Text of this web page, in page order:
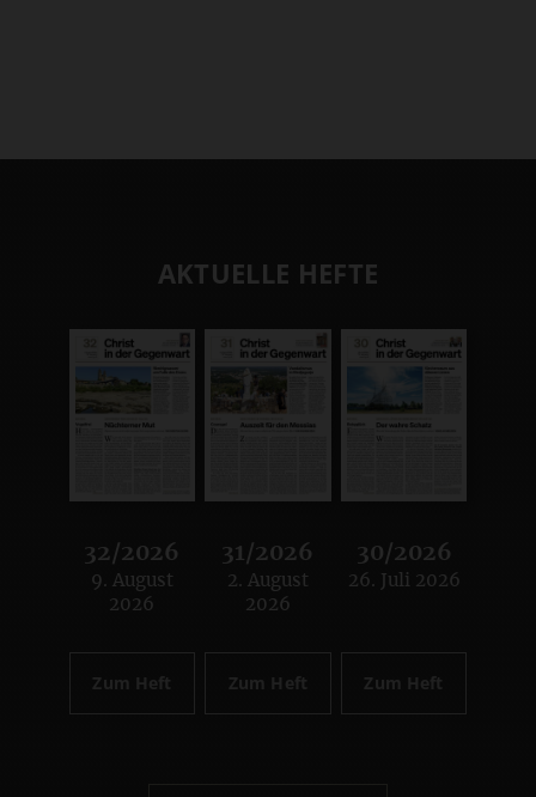
AKTUELLE HEFTE
32/2026
:
9. August
2026
Zum Heft
31/2026
:
2. August
2026
Zum Heft
30/2026
:
26. Juli 2026
Zum Heft